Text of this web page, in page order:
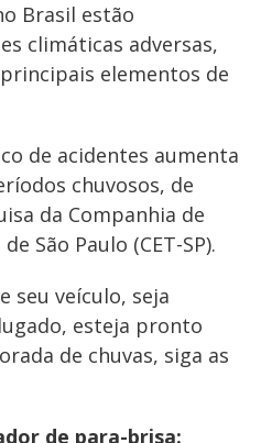
Brasil estão
climáticas adversas,
elementos de
de acidentes aumenta
chuvosos, de
da Companhia de
São Paulo (CET-SP).
seu veículo, seja
esteja pronto
de chuvas, siga as
de para-brisa: